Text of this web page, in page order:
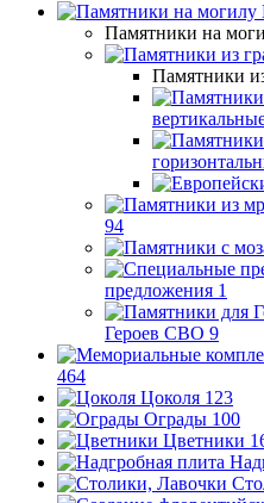
Памятники на
Памятники
94
предложения 1
Героев СВО 9
464
Цоколя 123
Ограды 100
Цветники